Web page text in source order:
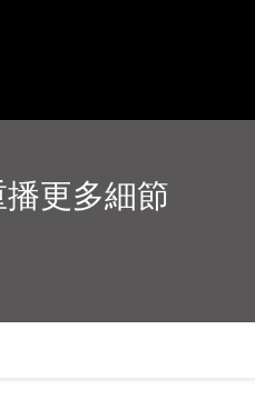
更多細節